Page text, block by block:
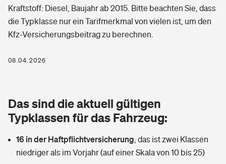
Arbeitsrechtsschutz
Berufshaftpflichtversicherung
Zur Übersicht
Tools
Wer versichert was: Jetzt Versicherer finden
Elementarversicherung
Glasversicherung
Mietkautionsversicherung
Pri­vate Haft­pflicht­
Kinderunfall­ver­si­che­rung
Kinderinvalidität
Gesundheit
Private Krankenversicherung
Dread-Disease-Versicherung
Tierkrankenversicherung
Kraftstoff: Diesel, Baujahr ab 2015. Bitte beachten Sie, dass
die Typklasse nur ein Tarifmerkmal von vielen ist, um den
Kfz-Versicherungsbeitrag zu berechnen.
08.04.2026
Das sind die aktuell gültigen
Typklassen für das Fahrzeug:
16 in der Haftpflichtversicherung das ist zwei Klassen
niedriger als im Vorjahr (auf einer Skala von 10 bis 25)